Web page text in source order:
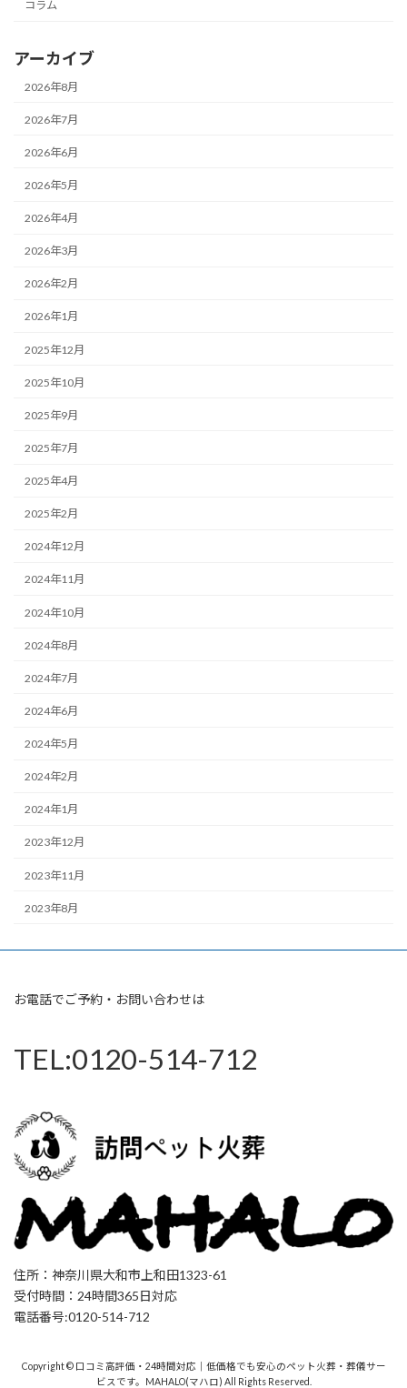
コラム
アーカイブ
2026年8月
2026年7月
2026年6月
2026年5月
2026年4月
2026年3月
2026年2月
2026年1月
2025年12月
2025年10月
2025年9月
2025年7月
2025年4月
2025年2月
2024年12月
2024年11月
2024年10月
2024年8月
2024年7月
2024年6月
2024年5月
2024年2月
2024年1月
2023年12月
2023年11月
2023年8月
お電話でご予約・お問い合わせは
TEL:0120-514-712
住所：神奈川県大和市上和田1323-61
受付時間：24時間365日対応
電話番号:0120-514-712
Copyright © 口コミ高評価・24時間対応｜低価格でも安心のペット火葬・葬儀サー
ビスです。MAHALO(マハロ) All Rights Reserved.